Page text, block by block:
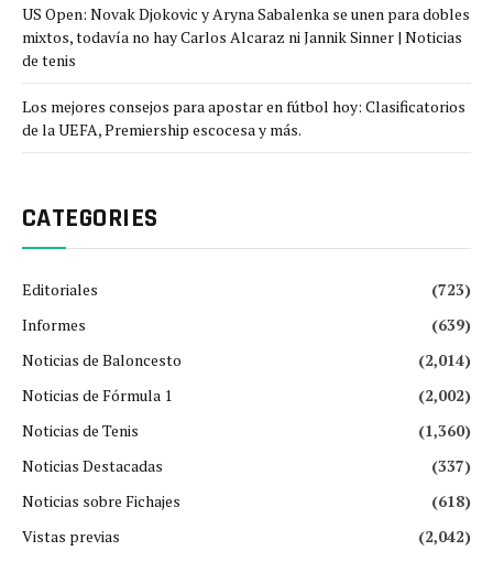
US Open: Novak Djokovic y Aryna Sabalenka se unen para dobles
mixtos, todavía no hay Carlos Alcaraz ni Jannik Sinner | Noticias
de tenis
Los mejores consejos para apostar en fútbol hoy: Clasificatorios
de la UEFA, Premiership escocesa y más.
CATEGORIES
Editoriales
(723)
Informes
(639)
Noticias de Baloncesto
(2,014)
Noticias de Fórmula 1
(2,002)
Noticias de Tenis
(1,360)
Noticias Destacadas
(337)
Noticias sobre Fichajes
(618)
Vistas previas
(2,042)